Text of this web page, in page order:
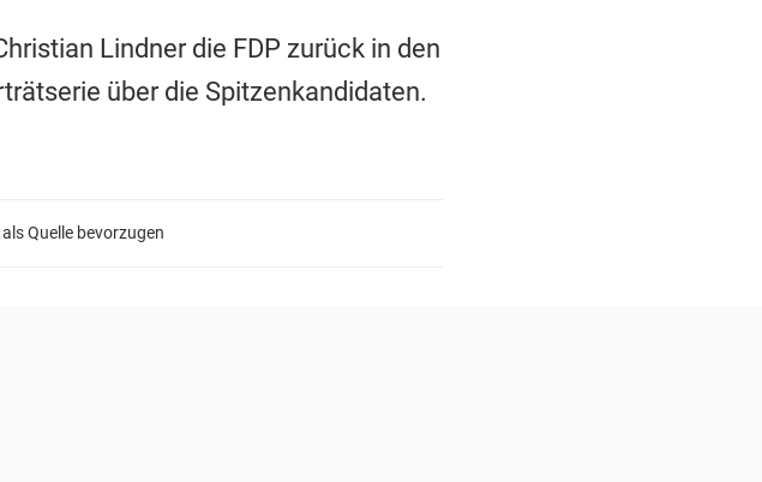
Lindner die FDP zurück in den
über die Spitzenkandidaten.
als Quelle bevorzugen